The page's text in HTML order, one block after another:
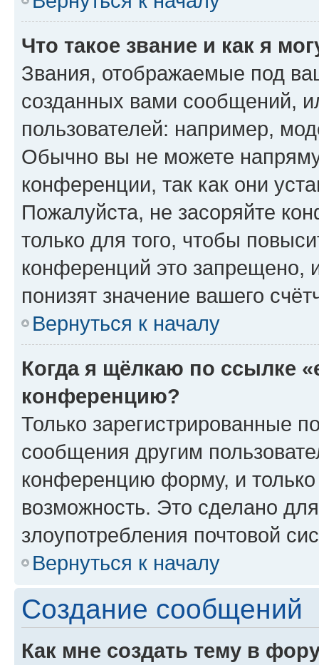
Что такое звание и как я
Звания, отображаемые под
созданных вами сообщений,
пользователей: например,
Обычно вы не можете
конференции, так как они
Пожалуйста, не засоряйте
только для того, чтобы
конференций это запрещено,
понизят значение вашего
Вернуться к началу
Когда я щёлкаю по ссылке
конференцию?
Только зарегистрированные
сообщения другим
конференцию форму, и
возможность. Это сделано
злоупотребления почтовой
Вернуться к началу
Создание сообщений
Как мне создать тему в